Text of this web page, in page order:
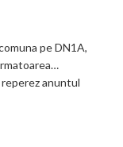
pe DN1A,
anuntul